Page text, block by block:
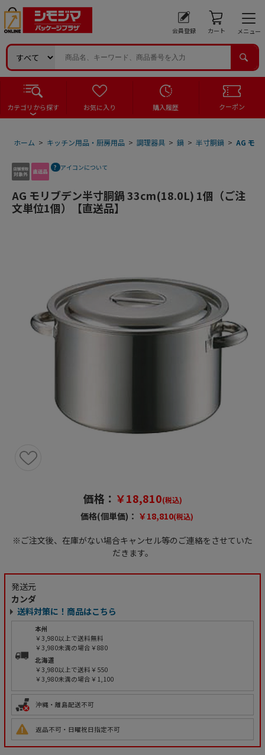
会員登録 カート メニュー
カテゴリから探す お気に入り 購入履歴 クーポン
ホーム > キッチン用品・厨房用品 > 調理器具 > 鍋 > 半寸胴鍋 > AG モ
アイコンについて
AG モリブデン半寸胴鍋 33cm(18.0L) 1個（ご注
文単位1個）【直送品】
価格： ￥18,810(税込)
価格(個単価)： ￥18,810(税込)
※ご注文後、在庫がない場合キャンセル等のご連絡をさせていた
だきます。
発送元
カンダ
送料対策に！商品はこちら
本州
￥3,980以上で送料無料
￥3,980未満の場合￥880
北海道
￥3,980以上で送料￥550
￥3,980未満の場合￥1,100
沖縄・離島配送不可
返品不可・日曜祝日指定不可